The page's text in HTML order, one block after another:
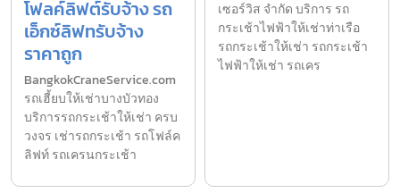
โฟลค์ลิฟต์รับจ้าง รถ
เอ็กซ์ลิฟทรับจ้าง
ราคาถูก
BangkokCraneService.com
รถเฮี้ยบให้เช่าบางบัวทอง
บริการรถกระเช้าให้เช่า ครบ
วงจร เช่ารถกระเช้า รถโฟล์ค
ลิฟท์ รถเครนกระเช้า
เซอร์วิส จำกัด บริการ รถ
กระเช้าไฟฟ้าให้เช่าท่าเรือ
รถกระเช้าให้เช่า รถกระเช้า
ไฟฟ้าให้เช่า รถเคร